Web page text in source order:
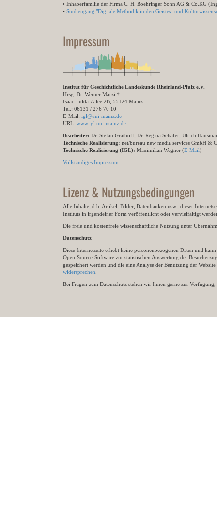
• Inhaberfamilie der Firma C. H. Boehringer Sohn AG & Co.KG
• Studiengang "Digitale Methodik in den Geistes- und
Impressum
Institut für Geschichtliche Landeskunde Rheinland-Pfalz e.V.
Hrsg. Dr. Werner Marzi †
Isaac-Fulda-Allee 2B, 55124 Mainz
Tel.: 06131 / 276 70 10
E-Mail: igl@uni-mainz.de
URL: www.igl.uni-mainz.de
Bearbeiter: Dr. Stefan Grathoff, Dr. Regina Schäfer, Ulrich
Technische Realisierung: net/bureau new media services GmbH &
Technische Realisierung (IGL): Maximilian Wegner (E-Mail)
Vollständiges Impressum
Lizenz & Nutzungsbedingungen
Alle Inhalte, d.h. Artikel, Bilder, Datenbanken usw., dieser
Instituts in irgendeiner Form veröffentlicht oder vervielfältigt
Die freie und kostenfreie wissenschaftliche Nutzung unter
Datenschutz
Diese Internetseite erhebt keine personenbezogenen Daten und
Open-Source-Software zur statistischen Auswertung der
gespeichert werden und die eine Analyse der Benutzung der
widersprechen
Bei Fragen zum Datenschutz stehen wir Ihnen gerne zur